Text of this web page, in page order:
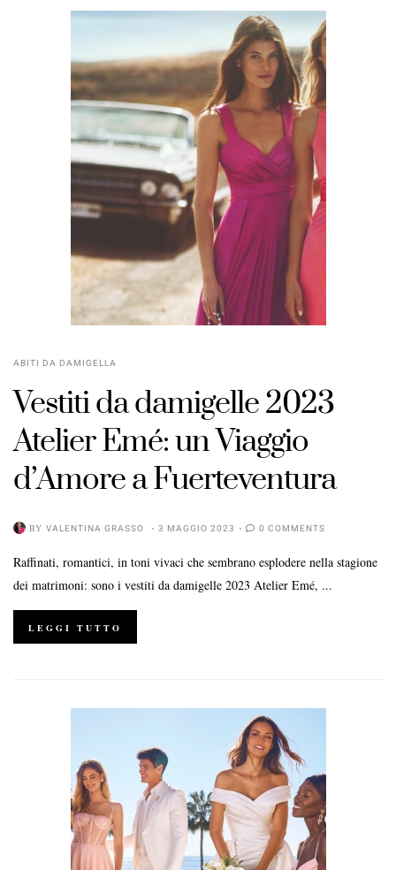
ABITI DA DAMIGELLA
Vestiti da damigelle 2023
Atelier Emé: un Viaggio
d’Amore a Fuerteventura
BY VALENTINA GRASSO 3 MAGGIO 2023 0 COMMENTS
Raffinati, romantici, in toni vivaci che sembrano esplodere nella stagione
dei matrimoni: sono i vestiti da damigelle 2023 Atelier Emé, ...
LEGGI TUTTO